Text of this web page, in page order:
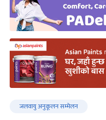
जलवायु अनुकूलन सम्मेलन